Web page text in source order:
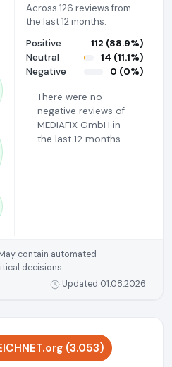
Across 126 reviews from
the last 12 months.
Positive
112 (88.9%)
Neutral
14 (11.1%)
Negative
0 (0%)
There were no
negative reviews of
MEDIAFIX GmbH in
the last 12 months.
contain automated
decisions.
Updated 01.08.2026
(3.053)